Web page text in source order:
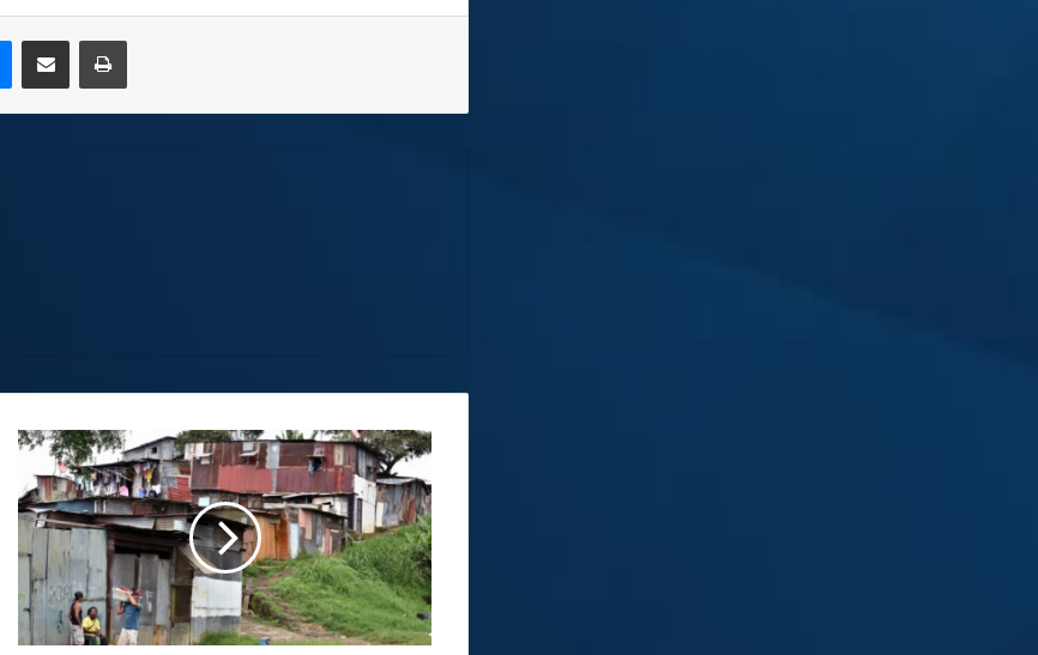
MessengerCompartir por correo electrónicoImprimir
Más
327
mil
hogares
costarricenses
se
encuentran
en